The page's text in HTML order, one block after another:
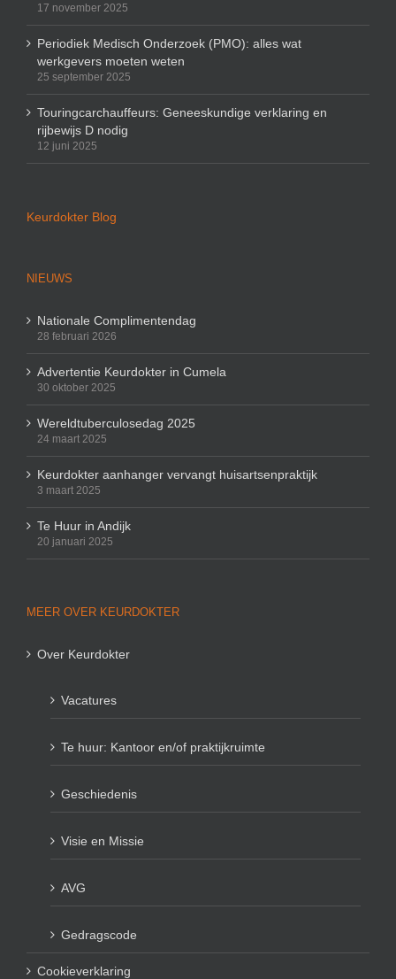
17 november 2025
Periodiek Medisch Onderzoek (PMO): alles wat
werkgevers moeten weten
25 september 2025
Touringcarchauffeurs: Geneeskundige verklaring en
rijbewijs D nodig
12 juni 2025
Keurdokter Blog
NIEUWS
Nationale Complimentendag
28 februari 2026
Advertentie Keurdokter in Cumela
30 oktober 2025
Wereldtuberculosedag 2025
24 maart 2025
Keurdokter aanhanger vervangt huisartsenpraktijk
3 maart 2025
Te Huur in Andijk
20 januari 2025
MEER OVER KEURDOKTER
Over Keurdokter
Vacatures
Te huur: Kantoor en/of praktijkruimte
Geschiedenis
Visie en Missie
AVG
Gedragscode
Cookieverklaring